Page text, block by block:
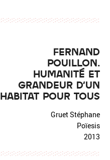
FERNAND
POUILLON.
HUMANITÉ ET
GRANDEUR D'UN
HABITAT POUR TOUS
Gruet Stéphane
Poïesis
2013